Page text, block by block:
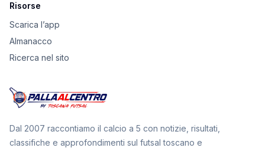
Risorse
Scarica l’app
Almanacco
Ricerca nel sito
Dal 2007 raccontiamo il calcio a 5 con notizie, risultati,
classifiche e approfondimenti sul futsal toscano e